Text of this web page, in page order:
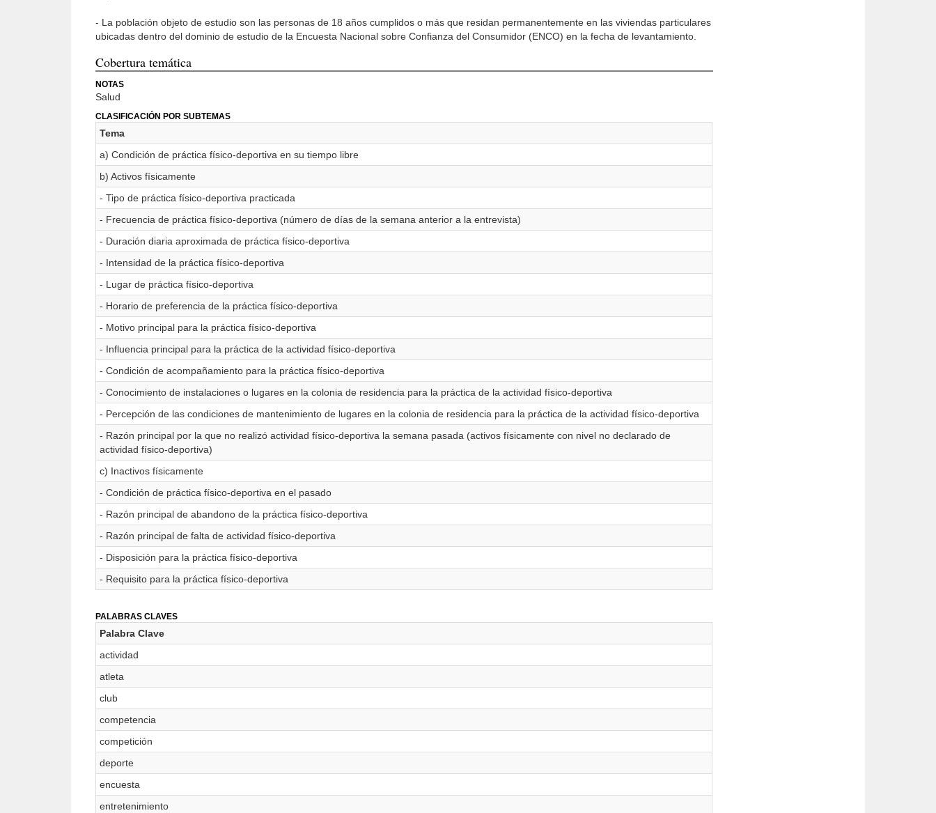
- La población objeto de estudio son las personas de 18 años cumplidos o más que residan permanentemente en las viviendas particulares
ubicadas dentro del dominio de estudio de la Encuesta Nacional sobre Confianza del Consumidor (ENCO) en la fecha de levantamiento.
Cobertura temática
NOTAS
Salud
CLASIFICACIÓN POR SUBTEMAS
Tema
a) Condición de práctica físico-deportiva en su tiempo libre
b) Activos físicamente
- Tipo de práctica físico-deportiva practicada
- Frecuencia de práctica físico-deportiva (número de días de la semana anterior a la entrevista)
- Duración diaria aproximada de práctica físico-deportiva
- Intensidad de la práctica físico-deportiva
- Lugar de práctica físico-deportiva
- Horario de preferencia de la práctica físico-deportiva
- Motivo principal para la práctica físico-deportiva
- Influencia principal para la práctica de la actividad físico-deportiva
- Condición de acompañamiento para la práctica físico-deportiva
- Conocimiento de instalaciones o lugares en la colonia de residencia para la práctica de la actividad físico-deportiva
- Percepción de las condiciones de mantenimiento de lugares en la colonia de residencia para la práctica de la actividad físico-deportiva
- Razón principal por la que no realizó actividad físico-deportiva la semana pasada (activos físicamente con nivel no declarado de
actividad físico-deportiva)
c) Inactivos físicamente
- Condición de práctica físico-deportiva en el pasado
- Razón principal de abandono de la práctica físico-deportiva
- Razón principal de falta de actividad físico-deportiva
- Disposición para la práctica físico-deportiva
- Requisito para la práctica físico-deportiva
PALABRAS CLAVES
Palabra Clave
actividad
atleta
club
competencia
competición
deporte
encuesta
entretenimiento